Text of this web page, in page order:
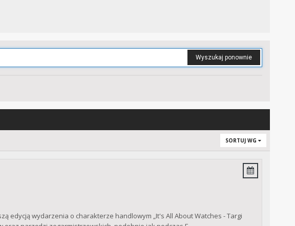
Wyszukaj ponownie
SORTUJ WG
edycją wydarzenia o charakterze handlowym „It's All About Watches - Targi